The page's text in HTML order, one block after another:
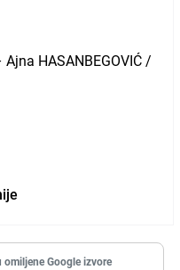
Ajna HASANBEGOVIĆ /
omiljene Google izvore